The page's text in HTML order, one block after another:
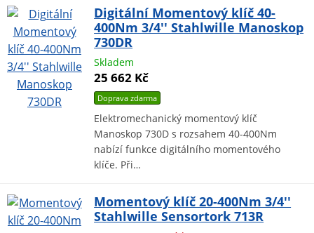
Digitální Momentový klíč 40-
400Nm 3/4'' Stahlwille Manoskop
730DR
Skladem
25 662 Kč
Doprava zdarma
Elektromechanický momentový klíč
Manoskop 730D s rozsahem 40-400Nm
nabízí funkce digitálního momentového
klíče. Při…
Momentový klíč 20-400Nm 3/4''
Stahlwille Sensortork 713R